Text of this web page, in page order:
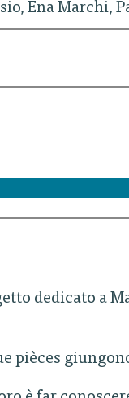
Ena Marchi,
dedicato a
pièces